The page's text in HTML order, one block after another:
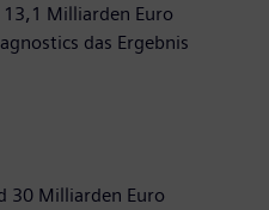
Milliarden Euro
das Ergebnis
30 Milliarden Euro